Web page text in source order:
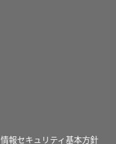
情報セキュリティ基本方針